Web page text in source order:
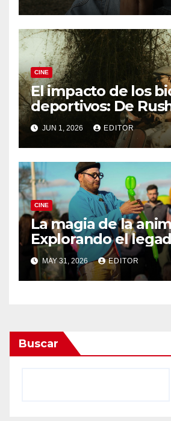
CINE
El impacto de los
deportivos: De
Ferrari
JUN 1, 2026 EDITOR
CINE
La magia de la
Explorando el
DreamWorks
MAY 31, 2026 EDITOR
Buscar